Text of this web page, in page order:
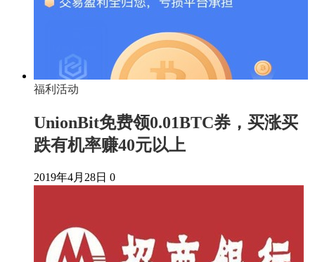
福利活动
UnionBit免费领0.01BTC券，买涨买
跌有机率赚40元以上
2019年4月28日 0